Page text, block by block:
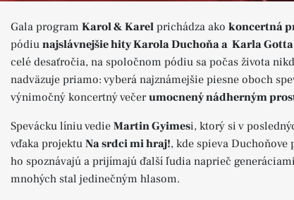
Gala program Karol & Karel prichádza ako koncertná
pódiu najslávnejšie hity Karola Duchoňa a Karla
celé desaťročia, na spoločnom pódiu sa počas života
nadväzuje priamo: vyberá najznámejšie piesne oboch
výnimočný koncertný večerumocnený nádherným
Spevácku líniu vedie Martin Gyimesi, ktorý si v
vďaka projektu Na srdci mi hraj!, kde spieva Duchoňove
ho spoznávajú a prijímajú ďalší ľudia naprieč
mnohých stal jedinečným hlasom.